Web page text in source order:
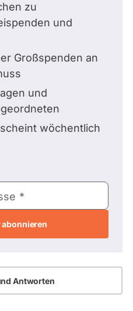
zu
und
Großspenden an
und
wöchentlich
Antworten